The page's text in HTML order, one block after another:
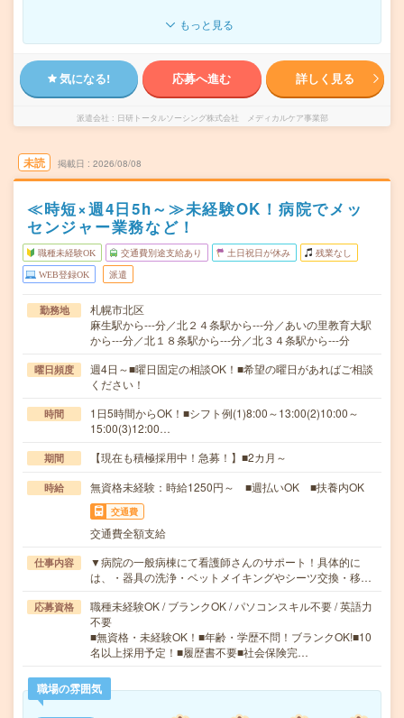
もっと見る
気になる! 応募へ進む 詳しく見る
派遣会社 日研トータルソーシング株式会社 メディカルケア事業部
未読 掲載日 2026/08/08
≪時短×週4日5h～≫未経験OK！病院でメッ
センジャー業務など！
職種未経験OK 交通費別途支給あり 土日祝日が休み 残業なし
WEB登録OK 派遣
勤務地
札幌市北区
麻生駅から---分／北２４条駅から---分／あいの里教育大駅
から---分／北１８条駅から---分／北３４条駅から---分
曜日頻度
週4日～■曜日固定の相談OK！■希望の曜日があればご相談
ください！
時間
1日5時間からOK！■シフト例(1)8:00～13:00(2)10:00～
15:00(3)12:00…
期間 【現在も積極採用中！急募！】■2カ月～
時給 無資格未経験：時給1250円～ ■週払いOK ■扶養内OK
交通費
交通費全額支給
仕事内容
▼病院の一般病棟にて看護師さんのサポート！具体的に
は、・器具の洗浄・ベットメイキングやシーツ交換・移…
応募資格
職種未経験OK / ブランクOK / パソコンスキル不要 / 英語力
不要
■無資格・未経験OK！■年齢・学歴不問！ブランクOK!■10
名以上採用予定！■履歴書不要■社会保険完…
職場の雰囲気